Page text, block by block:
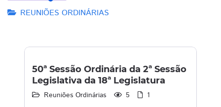
REUNIÕES ORDINÁRIAS
50ª Sessão Ordinária da 2ª Sessão
Legislativa da 18ª Legislatura
Reuniões Ordinárias 5 1